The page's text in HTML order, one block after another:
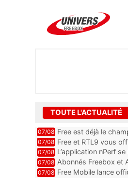
TOUTE L'ACTUALITÉ
07/08 Free est déjà le
encore au moin...
07/08 Free et RTL9 vous
l’obtenir
07/08 L’application nPerf
Mobile, Orange, SFR
07/08 Abonnés Freebox et
07/08 Free Mobile lance